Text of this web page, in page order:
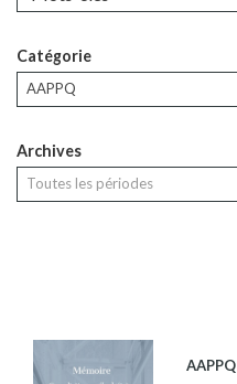
Catégorie
AAPPQ
Archives
Toutes les périodes
AAPPQ